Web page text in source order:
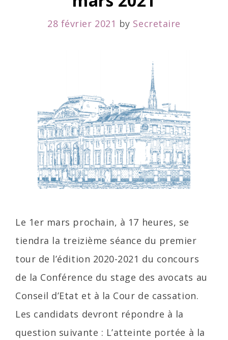
2021
heures
28 février 2021 by Secretaire
Le 1er mars prochain, à 17 heures, se
tiendra la treizième séance du premier
tour de l’édition 2020-2021 du concours
de la Conférence du stage des avocats au
Conseil d’Etat et à la Cour de cassation.
Les candidats devront répondre à la
question suivante : L’atteinte portée à la